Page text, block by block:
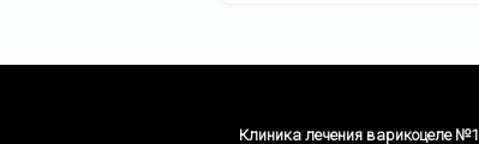
Клиника лечения варикоцеле №1